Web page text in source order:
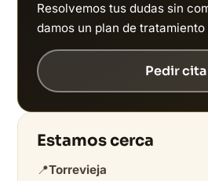
Resolvemos tus dudas sin
damos un plan de
Pedir cita
Estamos cerca
📍Torrevieja